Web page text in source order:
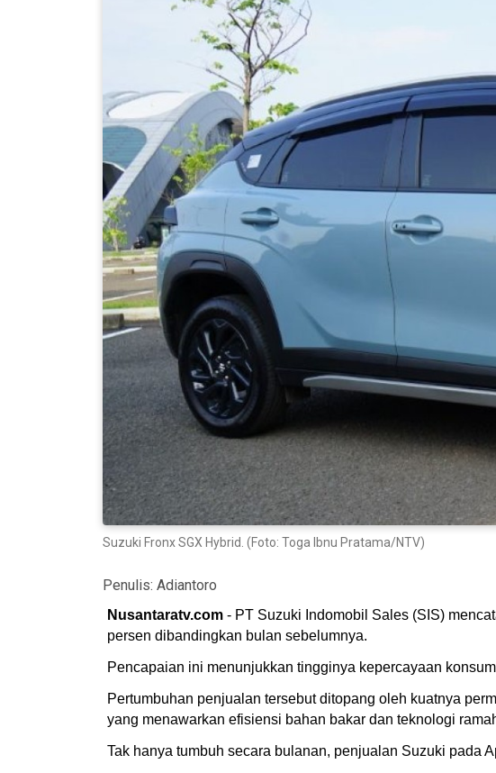
Suzuki Fronx SGX Hybrid. (Foto: Toga Ibnu Pratama/NTV)
Penulis: Adiantoro
Nusantaratv.com - PT Suzuki Indomobil Sales (SIS)
persen dibandingkan bulan sebelumnya.
Pencapaian ini menunjukkan tingginya kepercayaan
Pertumbuhan penjualan tersebut ditopang oleh kuatnya
yang menawarkan efisiensi bahan bakar dan teknologi
Tak hanya tumbuh secara bulanan, penjualan Suzuki pada